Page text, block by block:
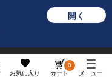
開く
お気に入り カート
0
メニュー